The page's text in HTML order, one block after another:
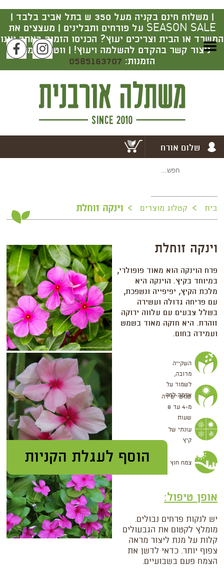
משלוח חינם בקניה מעל 350 ש בתל אביב בלבד |
SEASON SALE על פורחים ותבלינים | מעצצים את
המשרד או הבית וצריכים יעוץ? הכניסו הזמנה באתר ואנו
ניצור קשר בהקדם להשלמה ויעוץ! | ווטסאפ מרכז
הזמנות: 0585163707
שלום אורח
בית > קטלוג מוצרים > וינקה זוחלת
וינקה זוחלת
פרח הוינקה הוא מאוד פופולרי,
במיוחד בקיץ. הוינקה היא
מלכת הקיץ, יפיפייה ונשפכת,
עם פריחה גדולה ועשירה
בשלל צבעים עם עלווה ירוקה
זוהרת. היא חזקה מאוד בשמש
ועמידה בחום.
השקייה
מרובה,
לשמור על
אדמה לחה
שמש ישירה
מ-4 עד 8
שעות
עונתי של
קיץ
צמח חוץ
אופן טיפול:
יש לנקות פרחים נבולים.
מומלץ לקטום את הגבעולים
קלות על מנת ליצור מראה
צפוף יותר. כדאי לדשן את
הצמח פעם בשבועיים.